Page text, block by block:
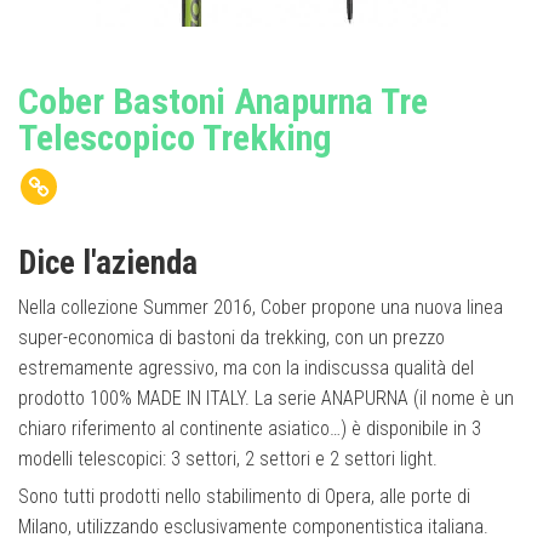
Cober Bastoni Anapurna Tre
Telescopico Trekking
Dice l'azienda
Nella collezione Summer 2016, Cober propone una nuova linea
super-economica di bastoni da trekking, con un prezzo
estremamente agressivo, ma con la indiscussa qualità del
prodotto 100% MADE IN ITALY. La serie ANAPURNA (il nome è un
chiaro riferimento al continente asiatico…) è disponibile in 3
modelli telescopici: 3 settori, 2 settori e 2 settori light.
Sono tutti prodotti nello stabilimento di Opera, alle porte di
Milano, utilizzando esclusivamente componentistica italiana.